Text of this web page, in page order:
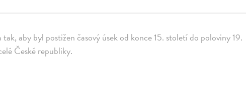
tak, aby byl postižen časový úsek od konce 15. století do poloviny 19.
České republiky.